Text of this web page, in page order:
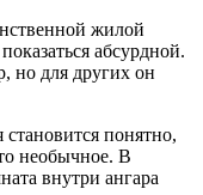
жилой
абсурдной.
но для других он
понятно,
необычное. В
внутри ангара